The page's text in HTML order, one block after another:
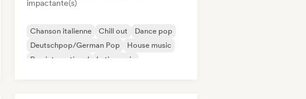
impactante(s)
Chanson italienne Chill out
Dance pop
Deutschpop/German Pop
House music
Rap international
Latin music